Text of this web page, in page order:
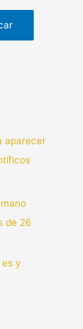
aparecer
de 26
y